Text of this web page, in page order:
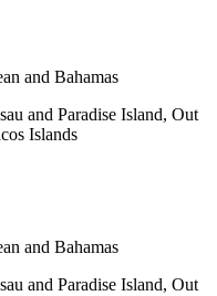
and Bahamas
and Paradise Island, Out
Islands
and Bahamas
and Paradise Island, Out